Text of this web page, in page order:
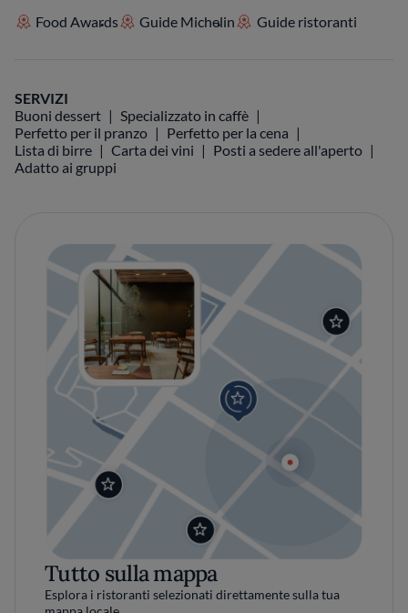
Food Awards Guide Michelin Guide ristoranti
SERVIZI
Buoni dessert
Specializzato in caffè
Perfetto per il pranzo
Perfetto per la cena
Lista di birre
Carta dei vini
Posti a sedere all'aperto
Adatto ai gruppi
Tutto sulla mappa
Esplora i ristoranti selezionati direttamente sulla tua